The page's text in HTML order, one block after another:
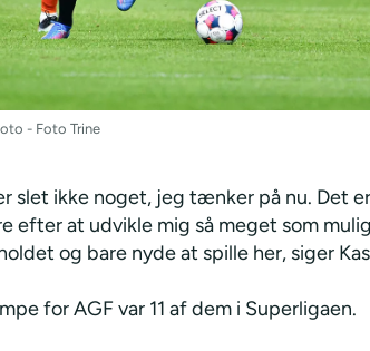
- Foto Trine
slet ikke noget, jeg tænker på nu. Det
efter at udvikle mig så meget som
og bare nyde at spille her, siger
for AGF var 11 af dem i Superligaen.